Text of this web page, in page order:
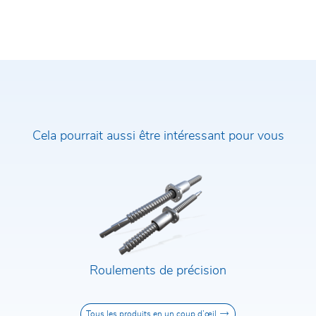
Code postal / Ville
Rue et numéro de rue
Cela pourrait aussi être intéressant pour vous
Roulements de précision
Tous les produits en un coup d’œil